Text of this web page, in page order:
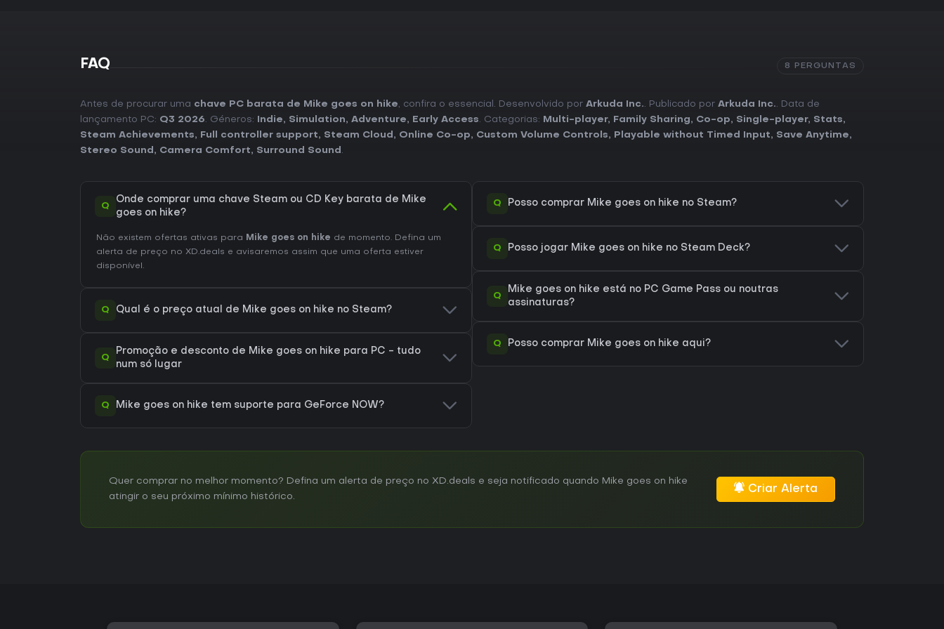
FAQ 8 PERGUNTAS
Antes de procurar uma chave PC barata de Mike goes on hike, confira o essencial. Desenvolvido por Arkuda Inc.. Publicado por Arkuda Inc.. Data de
lançamento PC: Q3 2026. Géneros: Indie, Simulation, Adventure, Early Access. Categorias: Multi-player, Family Sharing, Co-op, Single-player, Stats,
Steam Achievements, Full controller support, Steam Cloud , Online Co-op, Custom Volume Controls, Playable without Timed Input, Save Anytime,
Stereo Sound , Camera Comfort, Surround Sound .
Q
Onde comprar uma chave Steam ou CD Key barata de Mike
goes on hike?
Não existem ofertas ativas para Mike goes on hike de momento. Defina um
alerta de preço no XD.deals e avisaremos assim que uma oferta estiver
disponível.
Q Qual é o preço atual de Mike goes on hike no Steam?
Q
Promoção e desconto de Mike goes on hike para PC - tudo
num só lugar
Q Mike goes on hike tem suporte para GeForce NOW?
Q Posso comprar Mike goes on hike no Steam?
Q Posso jogar Mike goes on hike no Steam Deck?
Q
Mike goes on hike está no PC Game Pass ou noutras
assinaturas?
Q Posso comprar Mike goes on hike aqui?
Quer comprar no melhor momento? Defina um alerta de preço no XD.deals e seja notificado quando Mike goes on hike
atingir o seu próximo mínimo histórico.
Criar Alerta